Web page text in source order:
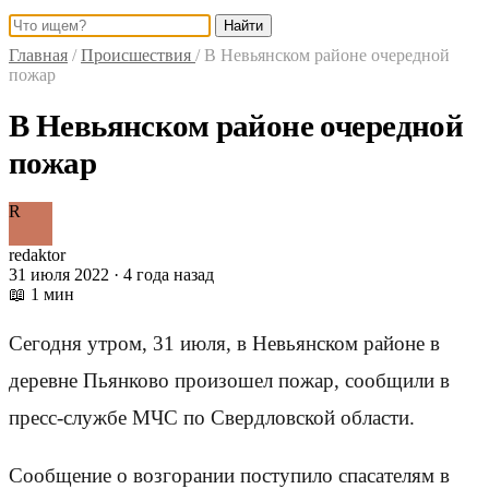
Найти
Главная / Происшествия / В Невьянском районе очередной
пожар
В Невьянском районе очередной
пожар
R
redaktor
31 июля 2022 · 4 года назад
📖 1 мин
Сегодня утром, 31 июля, в Невьянском районе в
деревне Пьянково произошел пожар, сообщили в
пресс-службе МЧС по Свердловской области.
Сообщение о возгорании поступило спасателям в